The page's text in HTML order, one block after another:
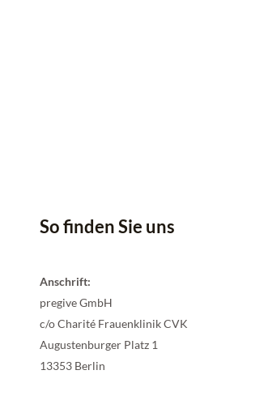
So finden Sie uns
Anschrift:
pregive GmbH
c/o Charité Frauenklinik CVK
Augustenburger Platz 1
13353 Berlin